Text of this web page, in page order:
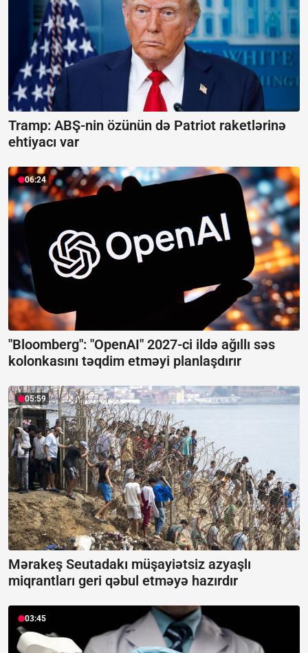
Tramp: ABŞ-nin özünün də Patriot raketlərinə
ehtiyacı var
06:24
"Bloomberg": "OpenAI" 2027-ci ildə ağıllı səs
kolonkasını təqdim etməyi planlaşdırır
05:59
Mərakeş Seutadakı müşayiətsiz azyaşlı
miqrantları geri qəbul etməyə hazırdır
03:45